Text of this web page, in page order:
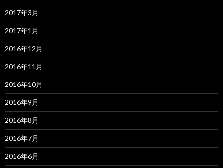
2017年3月
2017年1月
2016年12月
2016年11月
2016年10月
2016年9月
2016年8月
2016年7月
2016年6月